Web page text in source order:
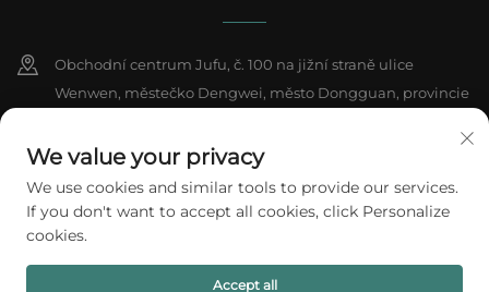
Obchodní centrum Jufu, č. 100 na jižní straně ulice
Wenwen, městečko Dengwei, město Dongguan, provincie
+86-18802602550
[email protected]
Všechna práva vyhrazena © 2026 A1 Packing Co., Ltd.
We value your privacy
We use cookies and similar tools to provide our services.
If you don't want to accept all cookies, click Personalize
cookies.
Accept all